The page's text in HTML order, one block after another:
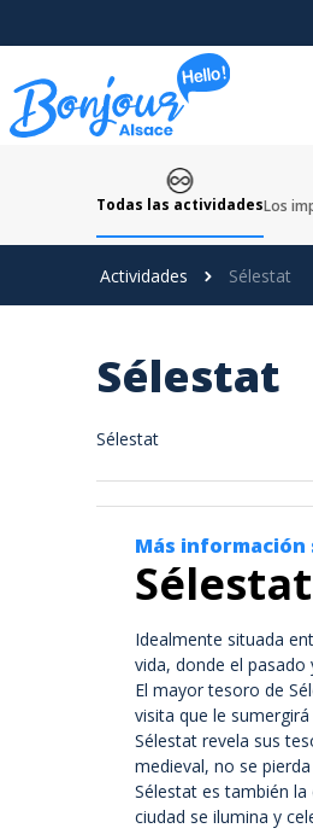
Todas las actividadesLos
Actividades Sélestat
Sélestat
Sélestat
Más información
Sélestat
Idealmente situada
vida, donde el
El mayor tesoro de
visita que le
Sélestat revela sus
medieval, no se
Sélestat es también
ciudad se ilumina y